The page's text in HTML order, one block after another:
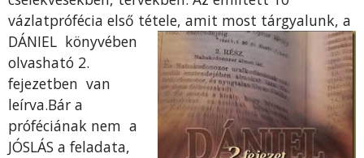
vázlatprófécia első tétele, amit most tárgyalunk, a
DÁNIEL könyvében
olvasható 2.
fejezetben van
leírva.Bár a
próféciának nem a
JÓSLÁS a feladata,